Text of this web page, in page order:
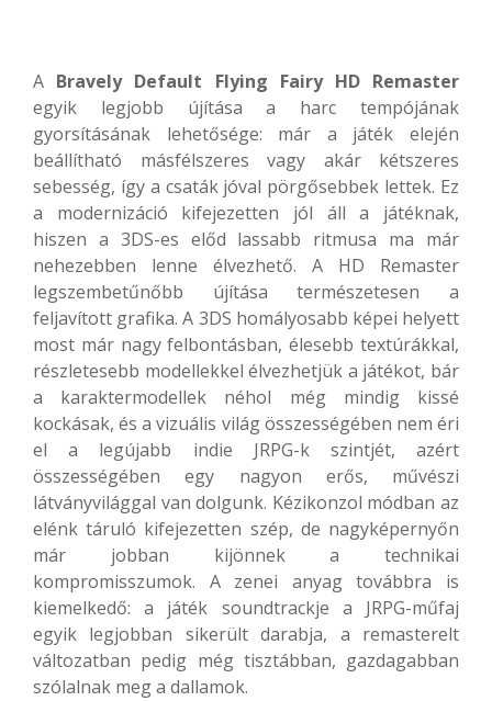
A Bravely Default Flying Fairy HD Remaster
egyik legjobb újítása a harc tempójának
gyorsításának lehetősége: már a játék elején
beállítható másfélszeres vagy akár kétszeres
sebesség, így a csaták jóval pörgősebbek lettek. Ez
a modernizáció kifejezetten jól áll a játéknak,
hiszen a 3DS-es előd lassabb ritmusa ma már
nehezebben lenne élvezhető. A HD Remaster
legszembetűnőbb újítása természetesen a
feljavított grafika. A 3DS homályosabb képei helyett
most már nagy felbontásban, élesebb textúrákkal,
részletesebb modellekkel élvezhetjük a játékot, bár
a karaktermodellek néhol még mindig kissé
kockásak, és a vizuális világ összességében nem éri
el a legújabb indie JRPG-k szintjét, azért
összességében egy nagyon erős, művészi
látványvilággal van dolgunk. Kézikonzol módban az
elénk táruló kifejezetten szép, de nagyképernyőn
már jobban kijönnek a technikai
kompromisszumok. A zenei anyag továbbra is
kiemelkedő: a játék soundtrackje a JRPG-műfaj
egyik legjobban sikerült darabja, a remasterelt
változatban pedig még tisztábban, gazdagabban
szólalnak meg a dallamok.